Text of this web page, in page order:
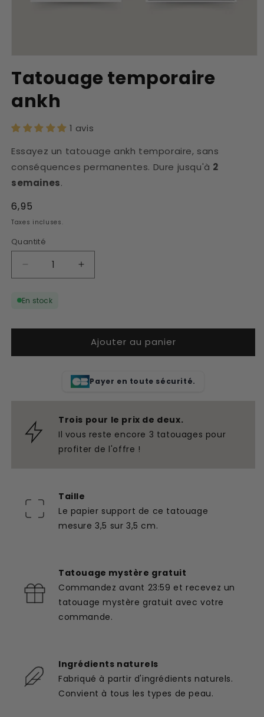
média
une
Tatouage temporaire
ankh
1 avis
Essayez un tatouage ankh temporaire, sans
conséquences permanentes. Dure jusqu'à 2
semaines.
Prix
habituel
6,95
Taxes incluses.
Quantité
Réduire
la
de
temporaire
Augmenter
la
temporaire
ankh
En stock
Ajouter au panier
Payer en toute sécurité.
Trois pour le prix de deux.
Il vous reste encore 3 tatouages pour
profiter de l'offre !
Taille
Le papier support de ce tatouage
mesure 3,5 sur 3,5 cm.
Tatouage mystère gratuit
Commandez avant 23:59 et recevez un
tatouage mystère gratuit avec votre
commande.
Ingrédients naturels
Fabriqué à partir d'ingrédients naturels.
Convient à tous les types de peau.